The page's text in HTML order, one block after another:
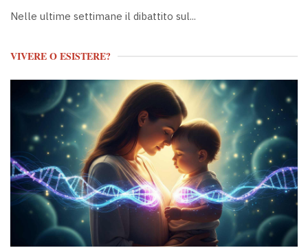
Nelle ultime settimane il dibattito sul...
VIVERE O ESISTERE?